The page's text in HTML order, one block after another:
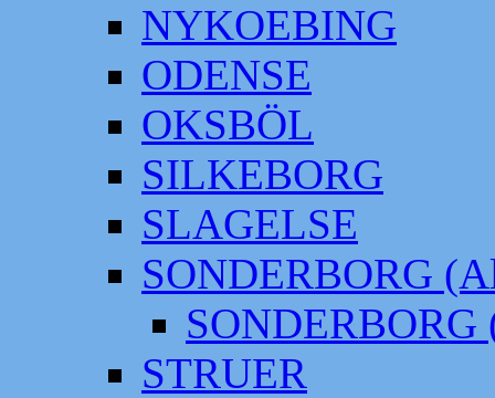
NYKOEBING
ODENSE
OKSBÖL
SILKEBORG
SLAGELSE
SONDERBORG
SONDERBORG
STRUER